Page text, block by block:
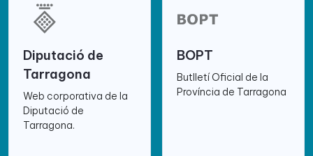
Diputació de
Tarragona
Web corporativa de la
Diputació de
Tarragona.
BOPT
Butlletí Oficial de la
Província de Tarragona